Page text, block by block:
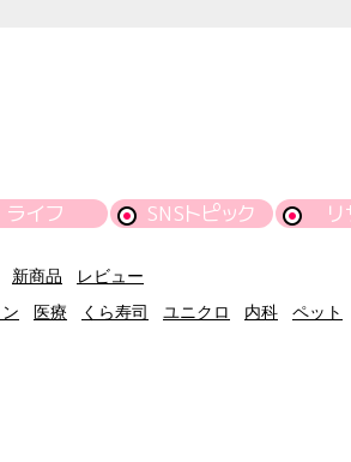
ライフ SNSトピック
新商品
レビュー
医療 くら寿司 ユニクロ 内科 ペット